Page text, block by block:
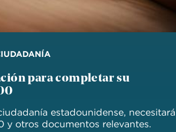
para completar su
estadounidense, necesitará
y otros documentos relevantes.